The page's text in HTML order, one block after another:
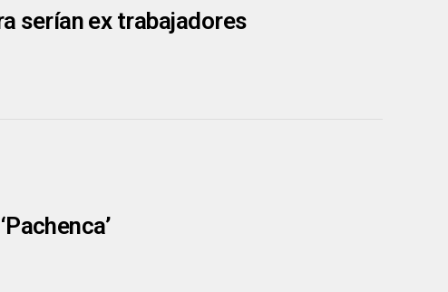
serían ex trabajadores